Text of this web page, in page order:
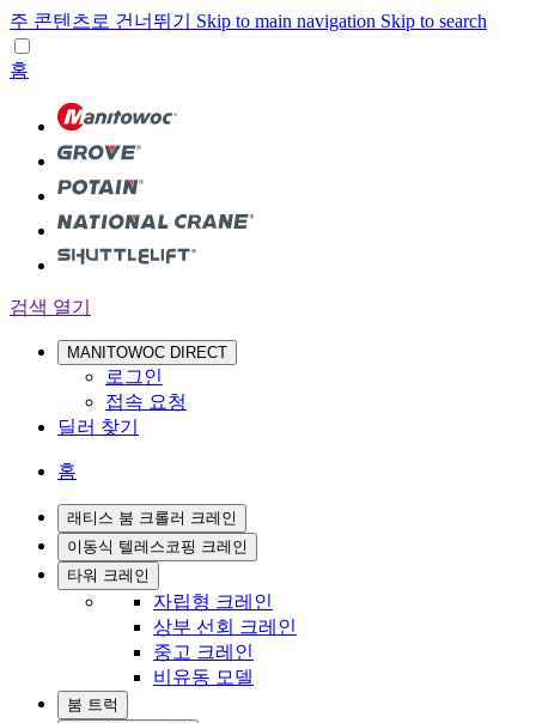
주 콘텐츠로 건너뛰기 Skip to main navigation Skip to search
홈
검색 열기
MANITOWOC DIRECT
로그인
접속 요청
딜러 찾기
홈
래티스 붐 크롤러 크레인
이동식 텔레스코핑 크레인
타워 크레인
자립형 크레인
상부 선회 크레인
중고 크레인
비유동 모델
붐 트럭